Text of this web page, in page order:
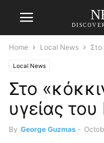
Home Local News
Local News
Στο
υγείας
By George Guzmas -